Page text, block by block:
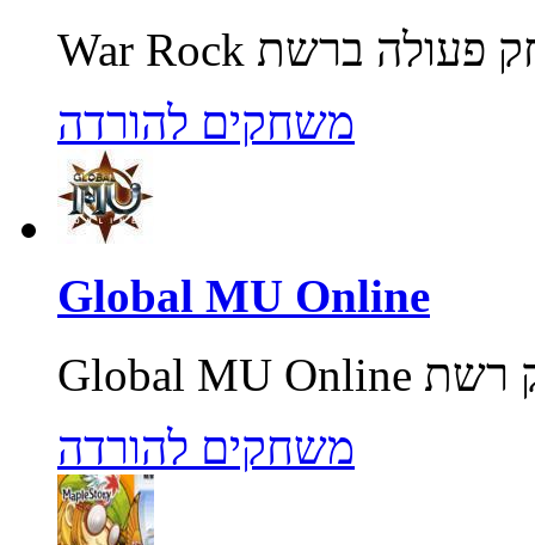
משחקים להורדה
Global MU Online
משחקים להורדה